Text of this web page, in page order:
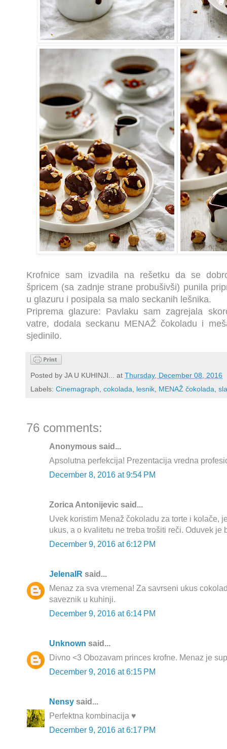
Krofnice sam izvadila na rešetku da se
špricem (sa zadnje strane probušivši) punila
u glazuru i posipala sa malo seckanih lešnika.
Priprema glazure: Pavlaku sam zagrejala
vatre, dodala seckanu MENAŽ čokoladu i
sjedinilo.
Posted by JA U KUHINJI... at Thursday, December 08, 2016
Labels: Cinemagraph, cokolada, lesnik, MENAŽ čokolada,
76 comments:
Anonymous said...
Apsolutna perfekcija! Prezentacija vredna
December 8, 2016 at 9:54 PM
Zorica Antonijevic said...
Uvek koristim Menaž čokoladu za torte i kolače,
ukus, a o kvalitetu ne treba trošiti reči. Oduvek je
December 9, 2016 at 6:12 PM
JelenaIR said...
Menaz za sva vremena! Za savrseni ukus
saveznik u kuhinji.
December 9, 2016 at 6:14 PM
Unknown said...
Divno <3 Obozavam princes krofne. Menaz je
December 9, 2016 at 6:15 PM
Nensy said...
Perfektna kombinacija ♥
December 9, 2016 at 6:17 PM